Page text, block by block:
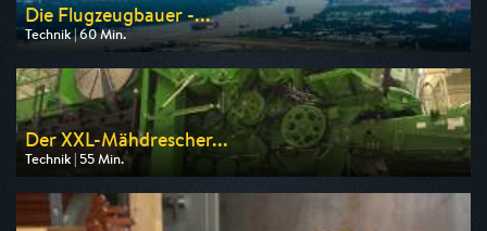
Die Flugzeugbauer -...
Technik | 60 Min.
Ausgestrahlt von WELT
am 12.08.2026, 23:05
Der XXL-Mähdrescher...
Technik | 55 Min.
Ausgestrahlt von WELT
am 09.08.2026, 17:30